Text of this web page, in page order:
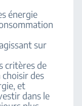
énergie
sur
critères de
choisir des
et
dans le